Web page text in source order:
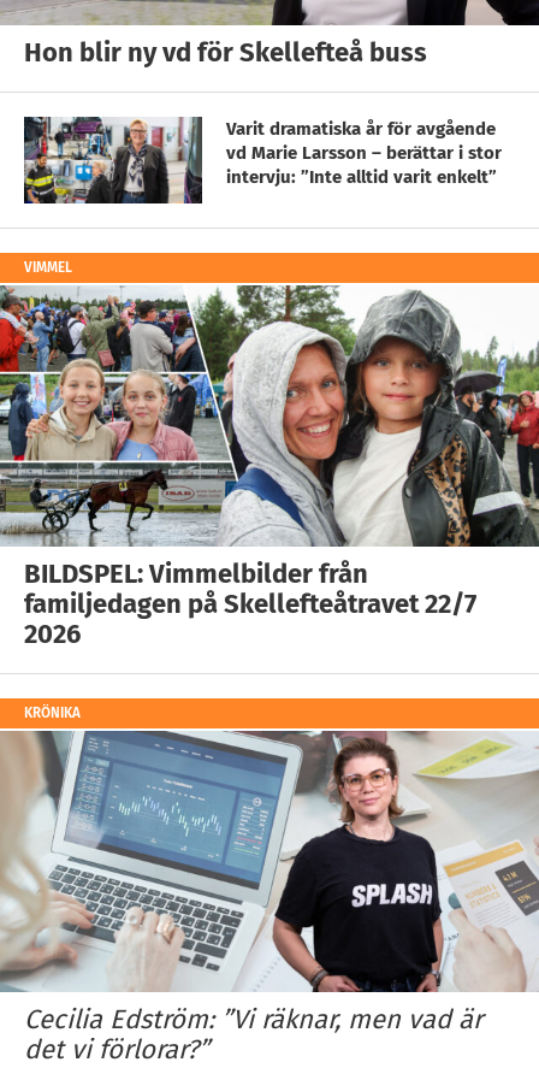
Hon blir ny vd för Skellefteå buss
Varit dramatiska år för avgående
vd Marie Larsson – berättar i stor
intervju: ”Inte alltid varit enkelt”
VIMMEL
BILDSPEL: Vimmelbilder från
familjedagen på Skellefteåtravet 22/7
2026
KRÖNIKA
Cecilia Edström: ”Vi räknar, men vad är
det vi förlorar?”